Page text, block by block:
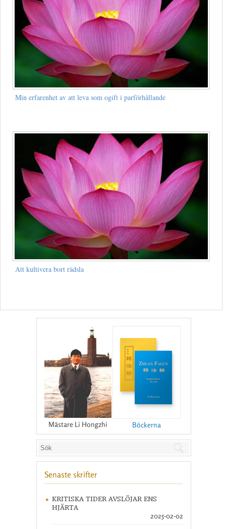
Min erfarenhet av att leva som ogift i parförhållande
Att kultivera bort rädsla
Mästare Li Hongzhi Böckerna
Senaste skrifter
KRITISKA TIDER AVSLÖJAR ENS
HJÄRTA
2025-02-02